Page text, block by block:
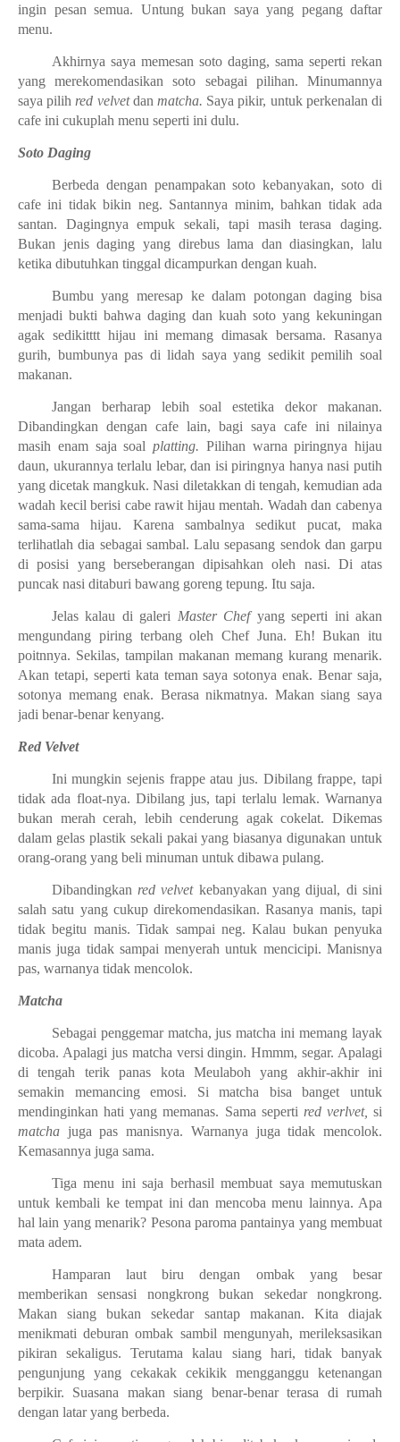
ingin pesan semua. Untung bukan saya yang pegang daftar
menu.
Akhirnya saya memesan soto daging, sama seperti rekan
yang merekomendasikan soto sebagai pilihan. Minumannya
saya pilih red velvetdanmatcha. Saya pikir, untuk perkenalan di
cafe ini cukuplah menu seperti ini dulu.
Soto Daging
Berbeda dengan penampakan soto kebanyakan, soto di
cafe ini tidak bikin neg. Santannya minim, bahkan tidak ada
santan. Dagingnya empuk sekali, tapi masih terasa daging.
Bukan jenis daging yang direbus lama dan diasingkan, lalu
ketika dibutuhkan tinggal dicampurkan dengan kuah.
Bumbu yang meresap ke dalam potongan daging bisa
menjadi bukti bahwa daging dan kuah soto yang kekuningan
agak sedikitttt hijau ini memang dimasak bersama. Rasanya
gurih, bumbunya pas di lidah saya yang sedikit pemilih soal
makanan.
Jangan berharap lebih soal estetika dekor makanan.
Dibandingkan dengan cafe lain, bagi saya cafe ini nilainya
masih enam saja soal platting. Pilihan warna piringnya hijau
daun, ukurannya terlalu lebar, dan isi piringnya hanya nasi putih
yang dicetak mangkuk. Nasi diletakkan di tengah, kemudian ada
wadah kecil berisi cabe rawit hijau mentah. Wadah dan cabenya
sama-sama hijau. Karena sambalnya sedikut pucat, maka
terlihatlah dia sebagai sambal. Lalu sepasang sendok dan garpu
di posisi yang berseberangan dipisahkan oleh nasi. Di atas
puncak nasi ditaburi bawang goreng tepung. Itu saja.
Jelas kalau di galeri Master Chefyang seperti ini akan
mengundang piring terbang oleh Chef Juna. Eh! Bukan itu
poitnnya. Sekilas, tampilan makanan memang kurang menarik.
Akan tetapi, seperti kata teman saya sotonya enak. Benar saja,
sotonya memang enak. Berasa nikmatnya. Makan siang saya
jadi benar-benar kenyang.
Red Velvet
Ini mungkin sejenis frappe atau jus. Dibilang frappe, tapi
tidak ada float-nya. Dibilang jus, tapi terlalu lemak. Warnanya
bukan merah cerah, lebih cenderung agak cokelat. Dikemas
dalam gelas plastik sekali pakai yang biasanya digunakan untuk
orang-orang yang beli minuman untuk dibawa pulang.
Dibandingkan red velvetkebanyakan yang dijual, di sini
salah satu yang cukup direkomendasikan. Rasanya manis, tapi
tidak begitu manis. Tidak sampai neg. Kalau bukan penyuka
manis juga tidak sampai menyerah untuk mencicipi. Manisnya
pas, warnanya tidak mencolok.
Matcha
Sebagai penggemar matcha, jus matcha ini memang layak
dicoba. Apalagi jus matcha versi dingin. Hmmm, segar. Apalagi
di tengah terik panas kota Meulaboh yang akhir-akhir ini
semakin memancing emosi. Si matcha bisa banget untuk
mendinginkan hati yang memanas. Sama seperti red verlvet, si
matcha juga pas manisnya. Warnanya juga tidak mencolok.
Kemasannya juga sama.
Tiga menu ini saja berhasil membuat saya memutuskan
untuk kembali ke tempat ini dan mencoba menu lainnya. Apa
hal lain yang menarik? Pesona paroma pantainya yang membuat
mata adem.
Hamparan laut biru dengan ombak yang besar
memberikan sensasi nongkrong bukan sekedar nongkrong.
Makan siang bukan sekedar santap makanan. Kita diajak
menikmati deburan ombak sambil mengunyah, merileksasikan
pikiran sekaligus. Terutama kalau siang hari, tidak banyak
pengunjung yang cekakak cekikik mengganggu ketenangan
berpikir. Suasana makan siang benar-benar terasa di rumah
dengan latar yang berbeda.